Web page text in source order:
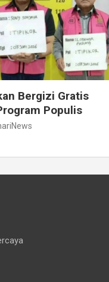
Bergizi Gratis
Populis